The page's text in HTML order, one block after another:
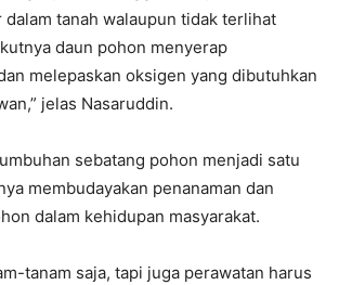
dalam tanah walaupun tidak terlihat
daun pohon menyerap
melepaskan oksigen yang dibutuhkan
jelas Nasaruddin.
sebatang pohon menjadi satu
membudayakan penanaman dan
dalam kehidupan masyarakat.
tanam saja, tapi juga perawatan harus